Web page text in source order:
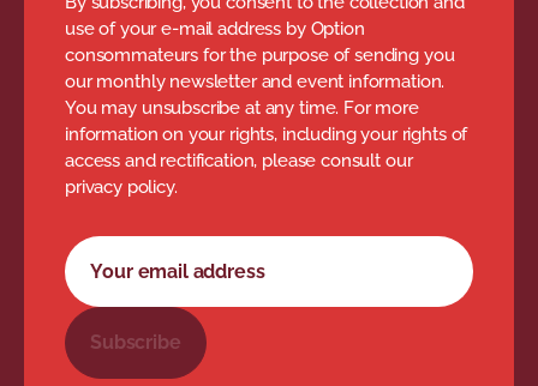
use of your e-mail address by Option
consommateurs for the purpose of sending you
our monthly newsletter and event information.
You may unsubscribe at any time. For more
information on your rights, including your rights of
access and rectification, please consult our
privacy policy.
Newsletter subscription form
Your email address
Subscribe